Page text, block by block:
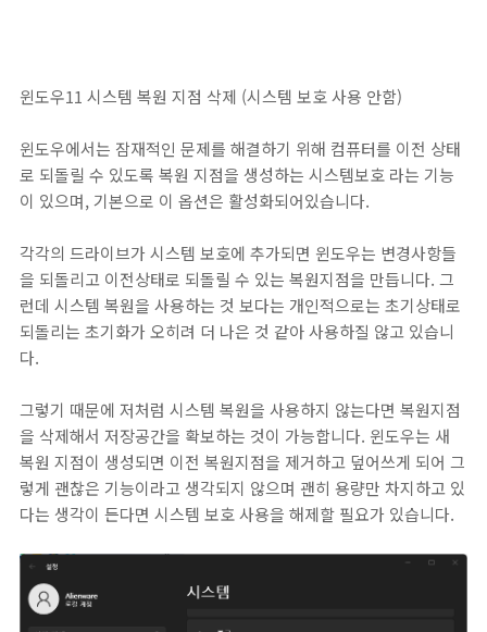
윈도우11 시스템 복원 지점 삭제 (시스템 보호 사용 안함)
윈도우에서는 잠재적인 문제를 해결하기 위해 컴퓨터를 이전 상태
로 되돌릴 수 있도록 복원 지점을 생성하는 시스템보호 라는 기능
이 있으며, 기본으로 이 옵션은 활성화되어있습니다.
각각의 드라이브가 시스템 보호에 추가되면 윈도우는 변경사항들
을 되돌리고 이전상태로 되돌릴 수 있는 복원지점을 만듭니다. 그
런데 시스템 복원을 사용하는 것 보다는 개인적으로는 초기상태로
되돌리는 초기화가 오히려 더 나은 것 같아 사용하질 않고 있습니
다.
그렇기 때문에 저처럼 시스템 복원을 사용하지 않는다면 복원지점
을 삭제해서 저장공간을 확보하는 것이 가능합니다. 윈도우는 새
복원 지점이 생성되면 이전 복원지점을 제거하고 덮어쓰게 되어 그
렇게 괜찮은 기능이라고 생각되지 않으며 괜히 용량만 차지하고 있
다는 생각이 든다면 시스템 보호 사용을 해제할 필요가 있습니다.